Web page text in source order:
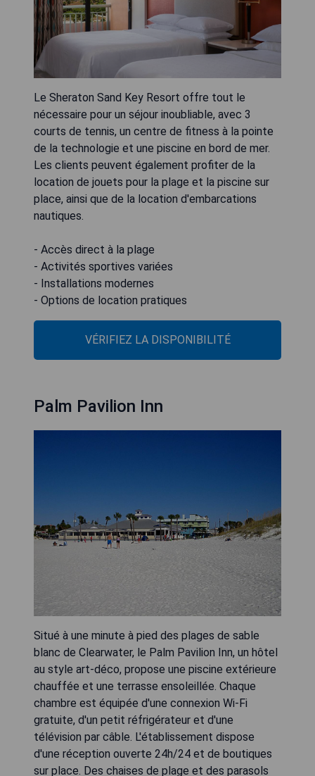
Le Sheraton Sand Key Resort offre tout le
nécessaire pour un séjour inoubliable, avec 3
courts de tennis, un centre de fitness à la pointe
de la technologie et une piscine en bord de mer.
Les clients peuvent également profiter de la
location de jouets pour la plage et la piscine sur
place, ainsi que de la location d'embarcations
nautiques.
- Accès direct à la plage
- Activités sportives variées
- Installations modernes
- Options de location pratiques
VÉRIFIEZ LA DISPONIBILITÉ
Palm Pavilion Inn
Situé à une minute à pied des plages de sable
blanc de Clearwater, le Palm Pavilion Inn, un hôtel
au style art-déco, propose une piscine extérieure
chauffée et une terrasse ensoleillée. Chaque
chambre est équipée d'une connexion Wi-Fi
gratuite, d'un petit réfrigérateur et d'une
télévision par câble. L'établissement dispose
d'une réception ouverte 24h/24 et de boutiques
sur place. Des chaises de plage et des parasols